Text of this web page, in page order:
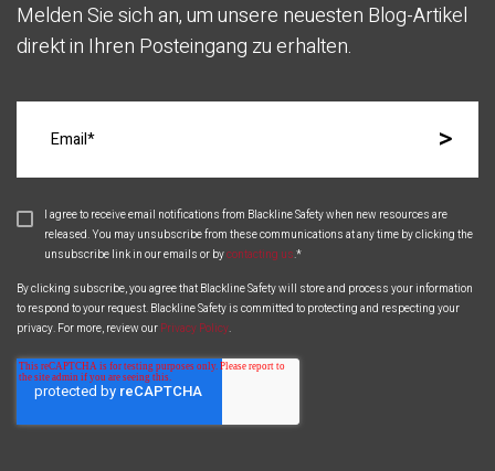
Melden Sie sich an, um unsere neuesten Blog-Artikel
direkt in Ihren Posteingang zu erhalten.
I agree to receive email notifications from Blackline Safety when new resources are
released. You may unsubscribe from these communications at any time by clicking the
unsubscribe link in our emails or bycontacting us.*
By clicking subscribe, you agree that Blackline Safety will store and process your information
to respond to your request. Blackline Safety is committed to protecting and respecting your
privacy. For more, review our Privacy Policy.